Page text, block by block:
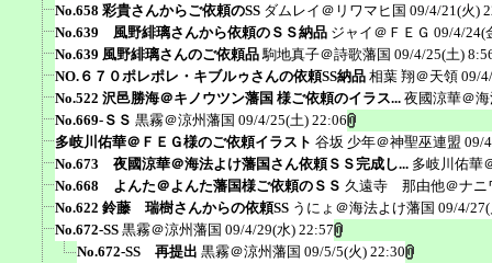
No.658 彩貴さんからご依頼のSS ダムレイ＠リワマヒ国 09/4/21(火)
No.639 風野緋璃さんから依頼のＳＳ納品 ジャイ＠ＦＥＧ 09/4/24(
No.639 風野緋璃さんのご依頼品 駒地真子＠詩歌藩国 09/4/25(土)
NO.６７０ポレポレ・キブルゥさんの依頼SS納品 相葉 翔＠天領 09/
No.522 沢邑勝海＠キノウツン藩国 様ご依頼のイラス... 夜國涼華＠
No.669-ＳＳ 黒霧＠涼州藩国 09/4/25(土) 22:06
多岐川佑華＠ＦＥＧ様のご依頼イラスト 谷坂 少年＠神聖巫連盟 09/
No.673 夜國涼華＠海法よけ藩国さん依頼ＳＳ完成し... 多岐川佑華
No.668 よんた＠よんた藩国様ご依頼のＳＳ 久遠寺 那由他＠ナニ
No.622 鈴藤 瑞樹さんからの依頼SS うにょ＠海法よけ藩国 09/4/
No.672-SS 黒霧＠涼州藩国 09/4/29(水) 22:57
No.672-SS 再提出 黒霧＠涼州藩国 09/5/5(火) 22:30